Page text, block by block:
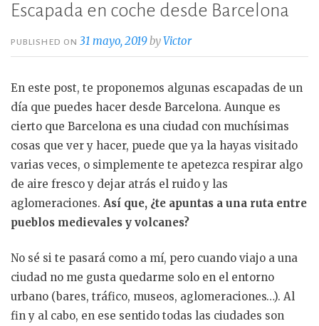
Escapada en coche desde Barcelona
PUBLISHED ON31 mayo, 2019byVictor
En este post, te proponemos algunas escapadas de un
día que puedes hacer desde Barcelona. Aunque es
cierto que Barcelona es una ciudad con muchísimas
cosas que ver y hacer, puede que ya la hayas visitado
varias veces, o simplemente te apetezca respirar algo
de aire fresco y dejar atrás el ruido y las
aglomeraciones. Así que, ¿te apuntas a una ruta entre
pueblos medievales y volcanes?
No sé si te pasará como a mí, pero cuando viajo a una
ciudad no me gusta quedarme solo en el entorno
urbano (bares, tráfico, museos, aglomeraciones…). Al
fin y al cabo, en ese sentido todas las ciudades son